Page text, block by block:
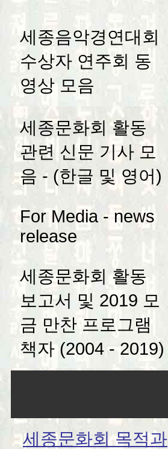
세종음악경연대회
수상자 연주회 동
영상 모음
세종문화회 활동
관련 신문 기사 모
음 - (한글 및 영어)
For Media - news
release
세종문화회 활동
보고서 및 2019 모
금 만찬 프로그램
책자 (2004 - 2019)
세종문화회 목적과